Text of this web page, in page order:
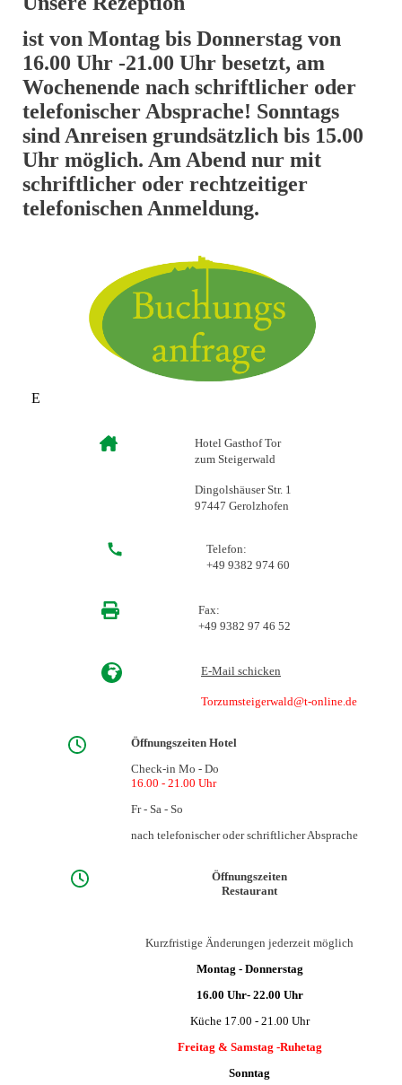
ist von Montag bis Donnerstag von
16.00 Uhr -21.00 Uhr besetzt, am
Wochenende nach schriftlicher oder
telefonischer Absprache! Sonntags
sind Anreisen grundsätzlich bis 15.00
Uhr möglich. Am Abend nur mit
schriftlicher oder rechtzeitiger
telefonischen Anmeldung.
E
Hotel Gasthof Tor
zum Steigerwald
Dingolshäuser Str. 1
97447 Gerolzhofen
Telefon:
+49 9382 974 60
Fax:
+49 9382 97 46 52
E-Mail schicken
Torzumsteigerwald@t-online.de
Öffnungszeiten Hotel
Check-in Mo - Do
16.00 - 21.00 Uhr
Fr - Sa - So
nach telefonischer oder schriftlicher Absprache
Öffnungszeiten
Restaurant
Kurzfristige Änderungen jederzeit möglich
Montag - Donnerstag
16.00 Uhr- 22.00 Uhr
Küche 17.00 - 21.00 Uhr
Freitag & Samstag -Ruhetag
Sonntag